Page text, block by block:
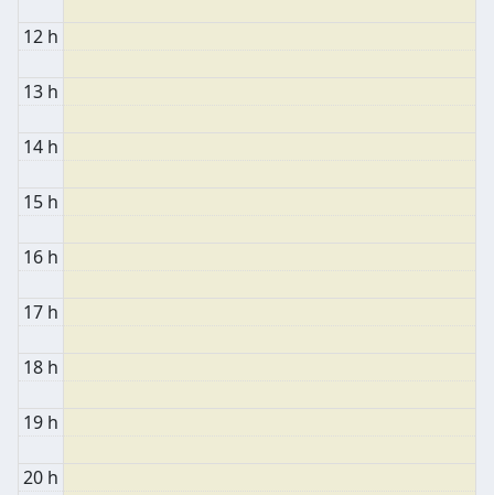
12 h
13 h
14 h
15 h
16 h
17 h
18 h
19 h
20 h